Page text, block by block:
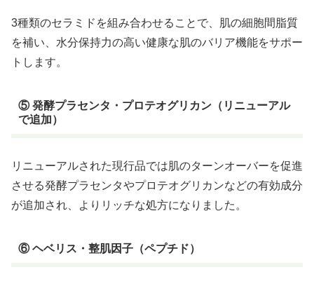
3種類のセラミドを組み合わせることで、肌の細胞間脂質
を補い、水分保持力の高い健康な肌のバリア機能をサポー
トします。
⑤ 発酵プラセンタ・プロテオグリカン（リニューアル
で追加）
リニューアルされた現行品では肌のターンオーバーを促進
させる発酵プラセンタやプロテオグリカンなどの有効成分
が追加され、よりリッチな処方になりました。
⑥ ヘベリス・整肌因子（ペプチド）